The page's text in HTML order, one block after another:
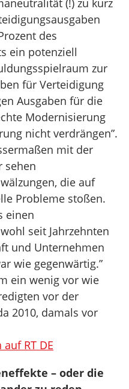
(!) zu kurz
des
ein potenziell
zur
für Verteidigung
Ausgaben für die
Modernisierung
nicht verdrängen”.
mit der
sehen
die auf
Probleme stoßen.
einen
seit Jahrzehnten
und Unternehmen
wie gegenwärtig.”
ein wenig vor wie
vor der
2010, damals vor
RT DE
– oder die